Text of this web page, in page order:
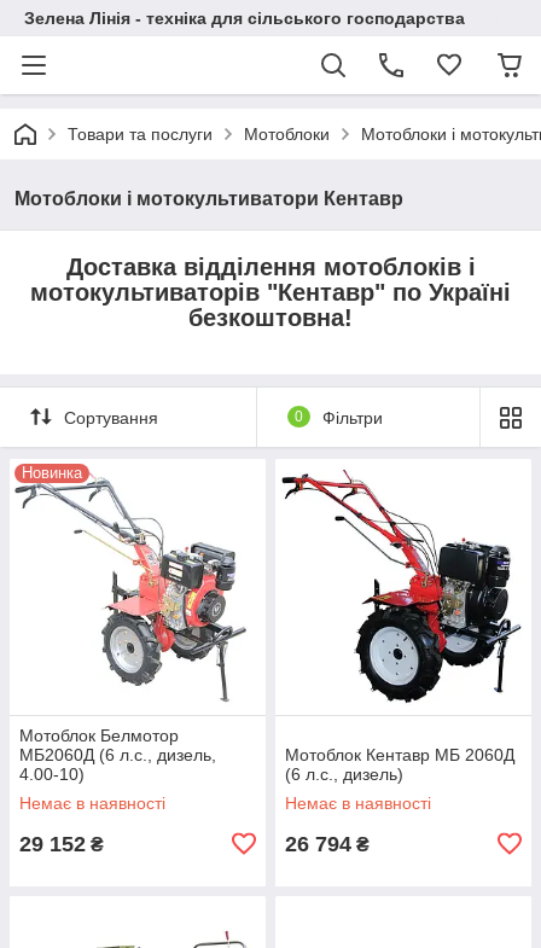
Зелена Лінія - техніка для сільського господарства
Товари та послуги Мотоблоки Мотоблоки і
Мотоблоки і мотокультиватори Кентавр
Доставка відділення мотоблоків і
мотокультиваторів "Кентавр" по Україні
безкоштовна!
Сортування 0 Фільтри
Новинка
Мотоблок Белмотор
МБ2060Д (6 л.с., дизель,
4.00-10)
Немає в наявності
29 152 ₴
Мотоблок Кентавр МБ 2060Д
(6 л.с., дизель)
Немає в наявності
26 794 ₴